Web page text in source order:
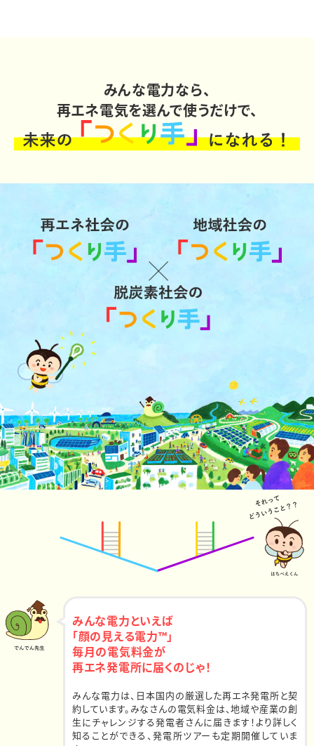
みんな電力なら、
再エネ電気を選んで使うだけで、
みんな電力といえば
「顔の見える電力™」
毎月の電気料金が
再エネ発電所に届くのじゃ！
みんな電力は、日本国内の厳選した再エネ発電所と契
約しています。みなさんの電気料金は、地域や産業の創
生にチャレンジする発電者さんに届きます！より詳しく
知ることができる、発電所ツアーも定期開催していま